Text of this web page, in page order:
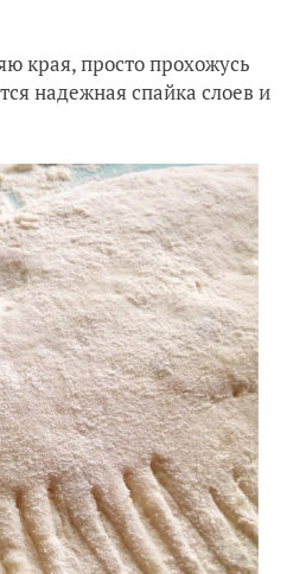
края, просто прохожусь
надежная спайка слоев и